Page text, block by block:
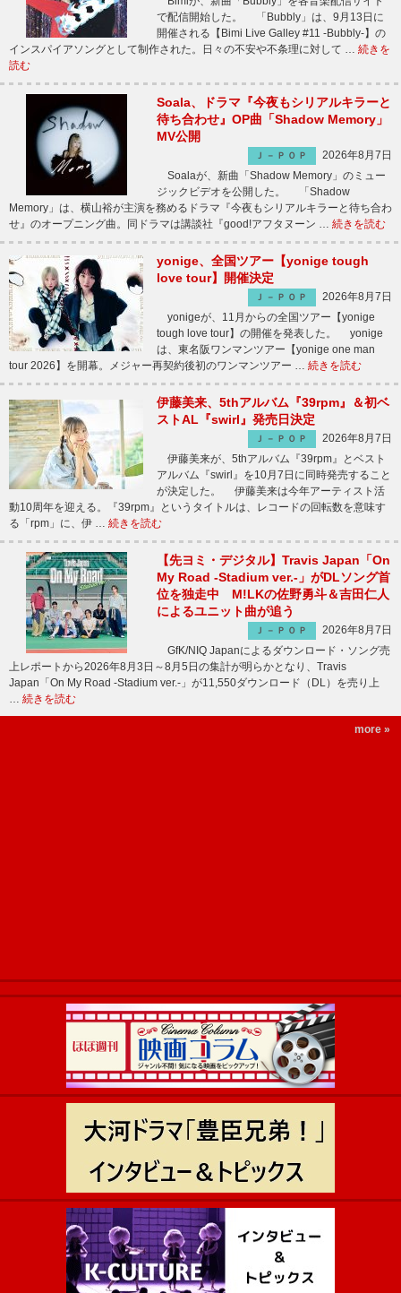
で配信開始した。 「Bubbly」は、9月13日に
開催される【Bimi Live Galley #11 -Bubbly-】の
インスパイアソングとして制作された。日々の不安や不条理に対して … 続きを
読む
Soala、ドラマ『今夜もシリアルキラーと
待ち合わせ』OP曲「Shadow Memory」
MV公開
Ｊ－ＰＯＰ
2026年8月7日
Soalaが、新曲「Shadow Memory」のミュー
ジックビデオを公開した。 「Shadow
Memory」は、横山裕が主演を務めるドラマ『今夜もシリアルキラーと待ち合わ
せ』のオープニング曲。同ドラマは講談社『good!アフタヌーン … 続きを読む
yonige、全国ツアー【yonige tough
love tour】開催決定
Ｊ－ＰＯＰ
2026年8月7日
yonigeが、11月からの全国ツアー【yonige
tough love tour】の開催を発表した。 yonige
は、東名阪ワンマンツアー【yonige one man
tour 2026】を開幕。メジャー再契約後初のワンマンツアー … 続きを読む
伊藤美来、5thアルバム『39rpm』＆初ベ
ストAL『swirl』発売日決定
Ｊ－ＰＯＰ
2026年8月7日
伊藤美来が、5thアルバム『39rpm』とベスト
アルバム『swirl』を10月7日に同時発売すること
が決定した。 伊藤美来は今年アーティスト活
動10周年を迎える。『39rpm』というタイトルは、レコードの回転数を意味す
る「rpm」に、伊 … 続きを読む
【先ヨミ・デジタル】Travis Japan「On
My Road -Stadium ver.-」がDLソング首
位を独走中 M!LKの佐野勇斗＆吉田仁人
によるユニット曲が追う
Ｊ－ＰＯＰ
2026年8月7日
GfK/NIQ Japanによるダウンロード・ソング売
上レポートから2026年8月3日～8月5日の集計が明らかとなり、Travis
Japan「On My Road -Stadium ver.-」が11,550ダウンロード（DL）を売り上
… 続きを読む
more »